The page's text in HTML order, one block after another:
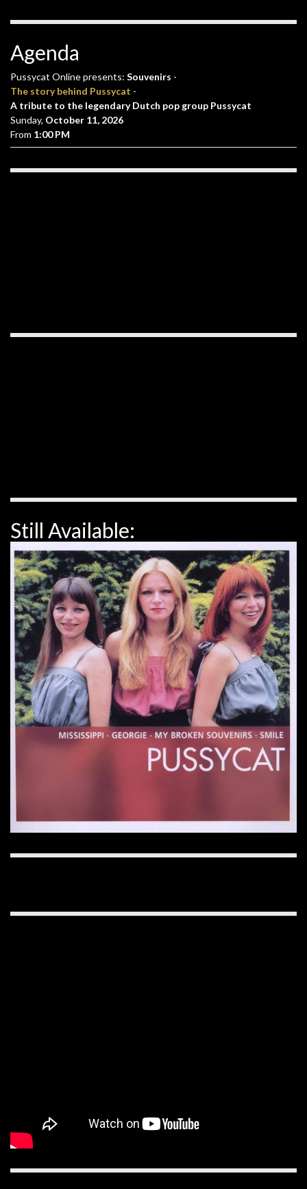
Agenda
Pussycat Online presents: Souvenirs -
The story behind Pussycat -
A tribute to the legendary Dutch pop group Pussycat
Sunday, October 11, 2026
From 1:00 PM
Still Available: